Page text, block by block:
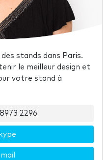
stands dans Paris.
le meilleur design et
votre stand à
2296